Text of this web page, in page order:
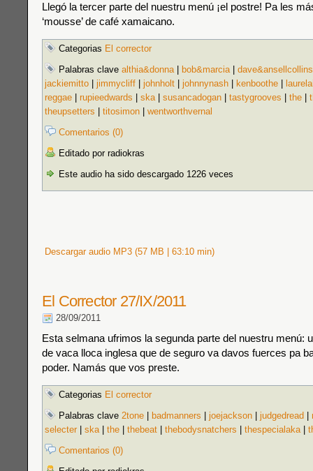
Llegó la tercer parte del nuestru menú ¡el postre! Pa les
‘mousse’ de café xamaicano.
Categorias El corrector
Palabras clave althia&donna| bob&marcia| dave&ansellcollins
jackiemitto
jimmycliff johnholt johnnynash kenboothe
reggae
rupieedwards ska| susancadogan tastygrooves the
theupsetters
titosimon
wentworthvernal
Comentarios (0)
Editado por radiokras
Este audio ha sido descargado 1226 veces
Descargar audio MP3 (57 MB | 63:10 min)
El Corrector 27/IX/2011
28/09/2011
Esta selmana ufrimos la segunda parte del nuestru menú:
de vaca lloca inglesa que de seguro va davos fuerces pa
poder. Namás que vos preste.
Categorias El corrector
Palabras clave 2tone badmanners joejackson judgedread
selecter
ska| the thebeat thebodysnatchers thespecialaka|
Comentarios (0)